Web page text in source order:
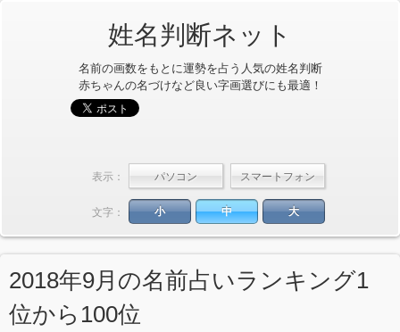
姓名判断ネット
名前の画数をもとに運勢を占う人気の姓名判断
赤ちゃんの名づけなど良い字画選びにも最適！
表示：
文字： 小 中 大
2018年9月の名前占いランキング1
位から100位